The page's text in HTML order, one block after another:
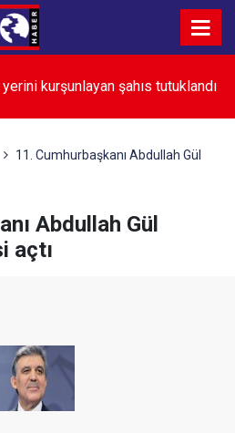
yerini kurşunlayan şahıs tutuklandı
ve gençler yüzme öğreniyor
11. Cumhurbaşkanı Abdullah Gül
Abdullah Gül
açtı